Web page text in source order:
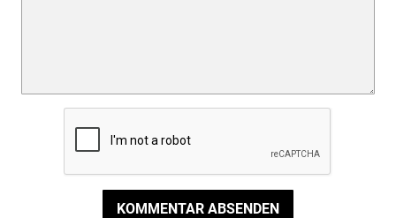
KOMMENTAR ABSENDEN